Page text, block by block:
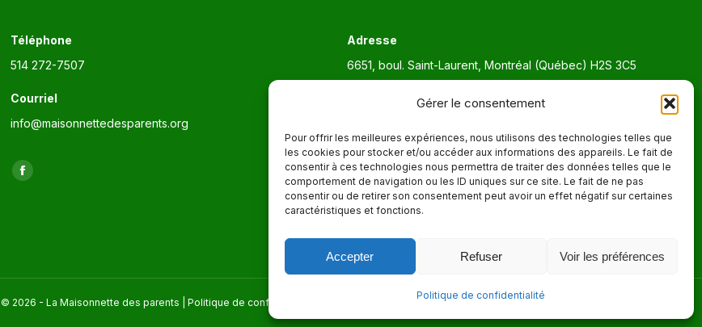
Gérer le consentement
Pour offrir les meilleures expériences, nous utilisons des technologies telles que
les cookies pour stocker et/ou accéder aux informations des appareils. Le fait de
consentir à ces technologies nous permettra de traiter des données telles que le
comportement de navigation ou les ID uniques sur ce site. Le fait de ne pas
consentir ou de retirer son consentement peut avoir un effet négatif sur certaines
caractéristiques et fonctions.
Accepter Refuser Voir les préférences
Politique de confidentialité
Téléphone
514 272-7507
Courriel
info@maisonnettedesparents.org
Trouvez nous sur :
La
nouvelle
Adresse
6651, boul. Saint-Laurent, Montréal (Québec) H2S 3C5
Heures d'ouvertures
© 2026 - La Maisonnette des parents | Politique de confidentialité